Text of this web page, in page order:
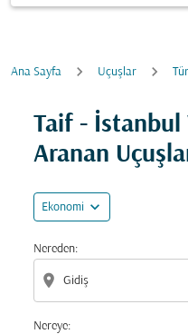
Ana Sayfa Uçuşlar
Taif - İstanbul
Aranan
Ekonomi expand_more
Nereden:
location_on
Nereye:
Fırsatları bulmak için